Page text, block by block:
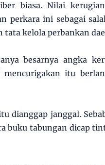
biasa. Nilai
perkara ini sebagai
tata kelola perbankan
besarnya angka
itu
dianggap janggal.
buku tabungan dicap